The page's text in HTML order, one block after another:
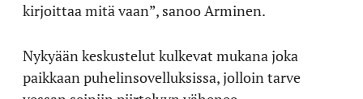
kirjoittaa mitä vaan”, sanoo Arminen.
Nykyään keskustelut kulkevat mukana joka
paikkaan puhelinsovelluksissa, jolloin tarve